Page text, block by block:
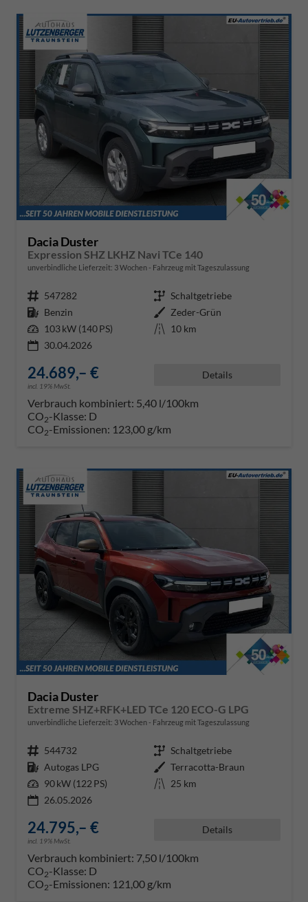
Dacia Duster
Expression SHZ LKHZ Navi TCe 140
unverbindliche Lieferzeit: 3 Wochen Fahrzeug mit Tageszulassung
Fahrzeugnr. 547282 Getriebe Schaltgetriebe
Kraftstoff Benzin Außenfarbe Zeder-Grün
Leistung 103 kW (140 PS) Kilometerstand 10 km
30.04.2026
24.689,– €
incl. 19% MwSt.
Details
Verbrauch kombiniert: 5,40 l/100km
CO2-Klasse: D
CO2-Emissionen: 123,00 g/km
Dacia Duster
Extreme SHZ+RFK+LED TCe 120 ECO-G LPG
unverbindliche Lieferzeit: 3 Wochen Fahrzeug mit Tageszulassung
Fahrzeugnr. 544732 Getriebe Schaltgetriebe
Kraftstoff Autogas LPG Außenfarbe Terracotta-Braun
Leistung 90 kW (122 PS) Kilometerstand 25 km
26.05.2026
24.795,– €
incl. 19% MwSt.
Details
Verbrauch kombiniert: 7,50 l/100km
CO2-Klasse: D
CO2-Emissionen: 121,00 g/km